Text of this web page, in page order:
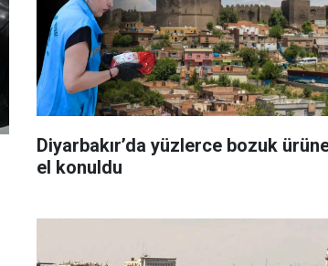
Diyarbakır’da yüzlerce bozuk
el konuldu